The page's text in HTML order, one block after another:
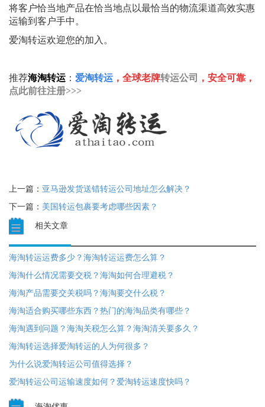
将客户恰当地产品在恰当地点以最恰当的物流渠道高效实惠
运输到客户手中。
爱淘转运欢迎您的加入。
推荐海淘转运 ： 爱淘转运 ，全球老牌转运公司 ，安全可靠，
点此前往注册>>>
上一篇： 亚马逊发货送错转运公司地址怎么解决？
下一篇： 美国转运包裹要考虑哪些因素？
相关文章
海淘转运运费多少？海淘转运运费怎么算？
海淘什么情况需要交税？海淘如何合理避税？
海淘产品需要交关税吗？海淘要交什么税？
海淘适合购买哪些东西？热门的海淘品类有哪些？
海淘遇到问题？海淘关税怎么算？海淘清关要多久？
海淘转运选择爱淘转运的人为何很多？
为什么说爱淘转运公司值得选择？
爱淘转运公司运输速度如何？爱淘转运速度快吗？